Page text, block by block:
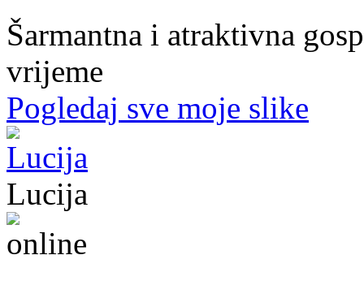
Šarmantna i atraktivna
vrijeme
Pogledaj sve moje slike
Lucija